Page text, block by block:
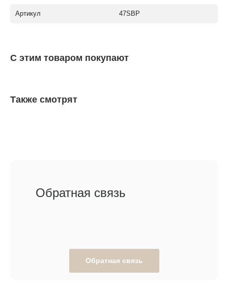
Артикул 47SBP
С этим товаром покупают
Также смотрят
Обратная связь
Обратная связь